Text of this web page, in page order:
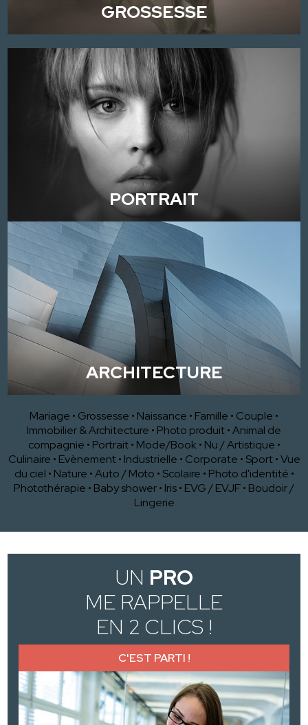
GROSSESSE
PORTRAIT
ARCHITECTURE
Mariage • Grossesse • Naissance • Famille • Couple •
Immobilier & Architecture • Photo produit•Animal de
compagnie • Portrait • Mode/Book • Nu / Artistique •
Culinaire • Evènement • Industrielle • Corporate • Sport •Vue
du ciel • Nature •Auto / Moto • Scolaire • Photo d'identité •
Photothérapie • Baby shower• Iris• EVG / EVJF• Boudoir /
Lingerie
UN PRO
ME RAPPELLE
EN 2 CLICS !
C'EST PARTI !